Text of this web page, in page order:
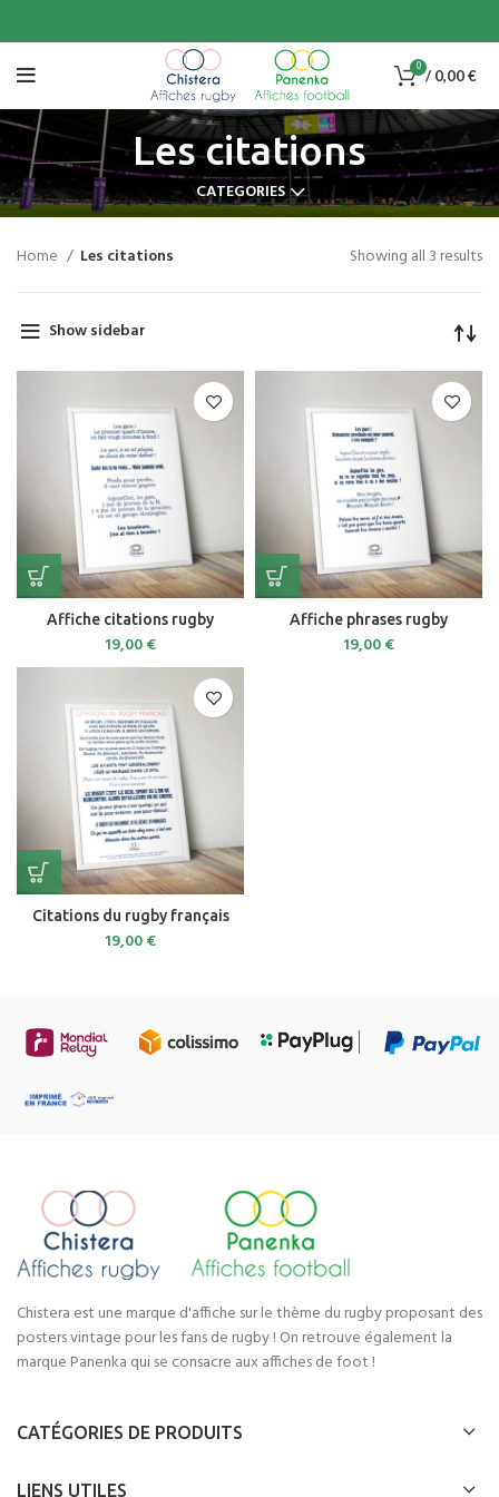
0 / 0,00€
Les citations
CATEGORIES
Home Les citations Showing all 3 results
Show sidebar
Affiche citations rugby
19,00€
Affiche phrases rugby
19,00€
Citations du rugby français
19,00€
Chistera est une marque d'affiche sur le thème du rugby proposant des
posters vintage pour les fans de rugby ! On retrouve également la
marque Panenka qui se consacre aux affiches de foot !
CATÉGORIES DE PRODUITS
LIENS UTILES